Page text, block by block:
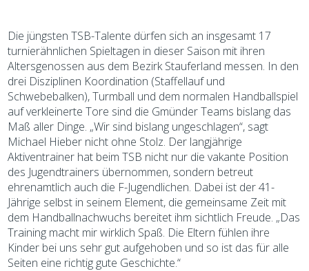
Die jüngsten TSB-Talente dürfen sich an insgesamt 17
turnierähnlichen Spieltagen in dieser Saison mit ihren
Altersgenossen aus dem Bezirk Stauferland messen. In den
drei Disziplinen Koordination (Staffellauf und
Schwebebalken), Turmball und dem normalen Handballspiel
auf verkleinerte Tore sind die Gmünder Teams bislang das
Maß aller Dinge. „Wir sind bislang ungeschlagen“, sagt
Michael Hieber nicht ohne Stolz. Der langjährige
Aktiventrainer hat beim TSB nicht nur die vakante Position
des Jugendtrainers übernommen, sondern betreut
ehrenamtlich auch die F-Jugendlichen. Dabei ist der 41-
Jährige selbst in seinem Element, die gemeinsame Zeit mit
dem Handballnachwuchs bereitet ihm sichtlich Freude. „Das
Training macht mir wirklich Spaß. Die Eltern fühlen ihre
Kinder bei uns sehr gut aufgehoben und so ist das für alle
Seiten eine richtig gute Geschichte.“